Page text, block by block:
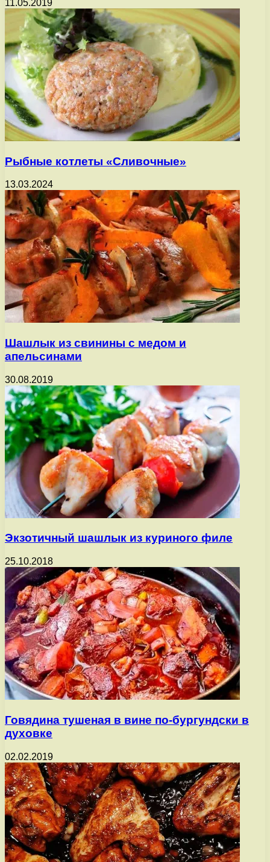
11.05.2019
Рыбные котлеты «Сливочные»
13.03.2024
Шашлык из свинины с медом и
апельсинами
30.08.2019
Экзотичный шашлык из куриного филе
25.10.2018
Говядина тушеная в вине по-бургундски в
духовке
02.02.2019